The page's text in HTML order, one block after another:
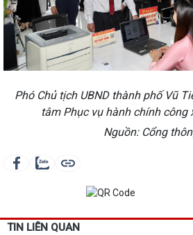
Phó Chủ tịch UBND thành phố Vũ
tâm Phục vụ hành chính công
Nguồn: Cổng
TIN LIÊN QUAN